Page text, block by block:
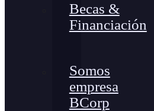
Becas &
Financiación
Somos
empresa
BCorp